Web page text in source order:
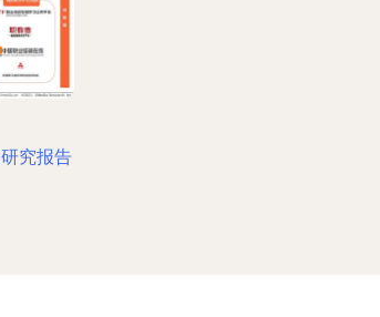
究报告